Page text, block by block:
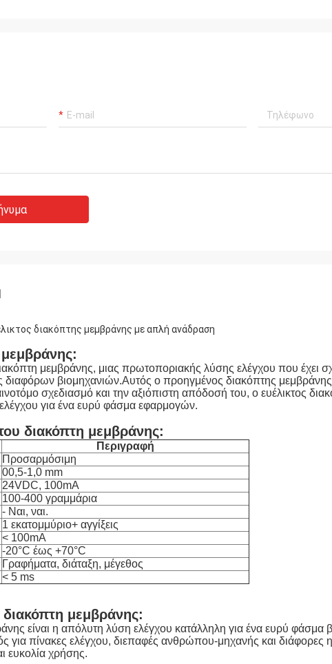
διακόπτης μεμβράνης με απλή ανάδραση
μεμβράνης, μιας πρωτοποριακής λύσης ελέγχου που έχει
διαφόρων βιομηχανιών.Αυτός ο προηγμένος διακόπτης μεμβράνης
σχεδιασμό και την αξιόπιστη απόδοσή του, ο ευέλικτος
ελέγχου για ένα ευρύ φάσμα εφαρμογών.
διακόπτη μεμβράνης:
Περιγραφή
Προσαρμόσιμη
00,5-1,0 mm
24VDC, 100mA
100-400 γραμμάρια
- Ναι, ναι.
1 εκατομμύριο+ αγγίξεις
< 100mA
-20°C έως +70°C
Γραφήματα, διάταξη, μέγεθος
< 5 ms
μεμβράνης:
είναι η απόλυτη λύση ελέγχου κατάλληλη για ένα ευρύ φάσμα
για πίνακες ελέγχου, διεπαφές ανθρώπου-μηχανής και διάφορες
ευκολία χρήσης.